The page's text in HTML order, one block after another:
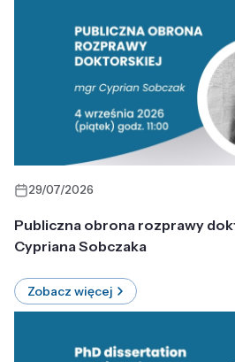
29/07/2026
Publiczna obrona rozprawy
Cypriana Sobczaka
Zobacz więcej